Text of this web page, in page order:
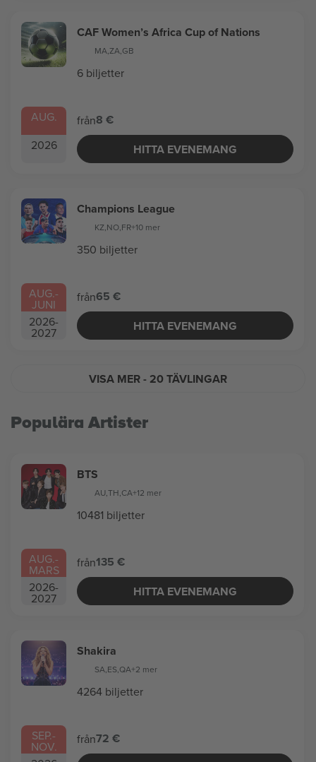
AUG.
2026
CAF Women’s Africa Cup of Nations
MA,ZA,GB
6 biljetter
från8 €
HITTA EVENEMANG
AUG.-
JUNI
2026-
2027
Champions League
KZ,NO,FR+10 mer
350 biljetter
från65 €
HITTA EVENEMANG
VISA MER- 20 TÄVLINGAR
Populära Artister
AUG.-
MARS
2026-
2027
BTS
AU,TH,CA+12 mer
10481 biljetter
från135 €
HITTA EVENEMANG
SEP.-
NOV.
Shakira
SA,ES,QA+2 mer
4264 biljetter
från72 €